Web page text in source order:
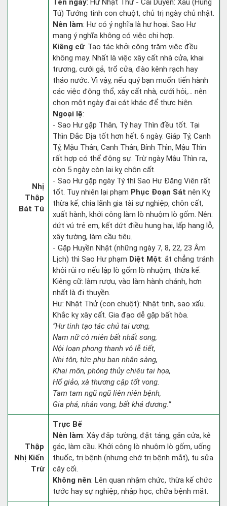
Nhị
Thập
Bát Tú
Tên ngày: Hư Nhật Thử - Cái Duyên: Xấu (Hung
Tú) Tướng tinh con chuột, chủ trị ngày chủ nhật.
Nên làm: Hư có ý nghĩa là hư hoại. Sao Hư
mang ý nghĩa không có việc chi hợp.
Kiêng cữ: Tạo tác khởi công trăm việc đều
không may. Nhất là việc xây cất nhà cửa, khai
trương, cưới gả, trổ cửa, đào kênh rạch hay
tháo nước. Vì vậy, nếu quý bạn muốn tiến hành
các việc động thổ, xây cất nhà, cưới hỏi,... nên
chọn một ngày đại cát khác để thực hiện.
Ngoại lệ:
- Sao Hư gặp Thân, Tý hay Thìn đều tốt. Tại
Thìn Đắc Địa tốt hơn hết. 6 ngày: Giáp Tý, Canh
Tý, Mậu Thân, Canh Thân, Bính Thìn, Mậu Thìn
rất hợp có thể động sự. Trừ ngày Mậu Thìn ra,
còn 5 ngày còn lại kỵ chôn cất.
- Sao Hư gặp ngày Tý thì Sao Hư Đăng Viên rất
tốt. Tuy nhiên lại phạm Phục Đoạn Sát nên Kỵ
thừa kế, chia lãnh gia tài sự nghiệp, chôn cất,
xuất hành, khởi công làm lò nhuộm lò gốm. Nên:
dứt vú trẻ em, kết dứt điều hung hại, lấp hang lỗ,
xây tường, làm cầu tiêu.
- Gặp Huyền Nhật (những ngày 7, 8, 22, 23 Âm
Lịch) thì Sao Hư phạm Diệt Một: ắt chẳng tránh
khỏi rủi ro nếu lập lò gốm lò nhuộm, thừa kế.
Kiêng cữ: làm rượu, vào làm hành chánh, hơn
nhất là đi thuyền.
Hư: Nhật Thử (con chuột): Nhật tinh, sao xấu.
Khắc kỵ xây cất. Gia đạo dễ gặp bất hòa.
“Hư tinh tạo tác chủ tai ương,
Nam nữ cô miên bất nhất song,
Nội loạn phong thanh vô lễ tiết,
Nhi tôn, tức phụ bạn nhân sàng,
Khai môn, phóng thủy chiêu tai họa,
Hổ giảo, xà thương cập tốt vong.
Tam tam ngũ ngũ liên niên bệnh,
Gia phá, nhân vong, bất khả đương.”
Thập
Nhị Kiến
Trừ
Trực Bế
Nên làm: Xây đắp tường, đặt táng, gắn cửa, kê
gác, làm cầu. Khởi công lò nhuộm lò gốm, uống
thuốc, trị bệnh (nhưng chớ trị bệnh mắt), tu sửa
cây cối.
Không nên: Lên quan nhậm chức, thừa kế chức
tước hay sự nghiệp, nhập học, chữa bệnh mắt.